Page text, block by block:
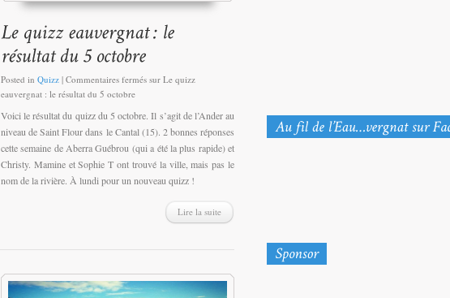
Posted in Quizz | Commentaires fermés sur Le quizz
eauvergnat : le résultat du 5 octobre
Voici le résultat du quizz du 5 octobre. Il s’agit de l’Ander au
niveau de Saint Flour dans le Cantal (15). 2 bonnes réponses
cette semaine de Aberra Guébrou (qui a été la plus rapide) et
Christy. Mamine et Sophie T ont trouvé la ville, mais pas le
nom de la rivière. À lundi pour un nouveau quizz !
Lire la suite